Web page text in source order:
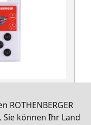
können Ihr Land